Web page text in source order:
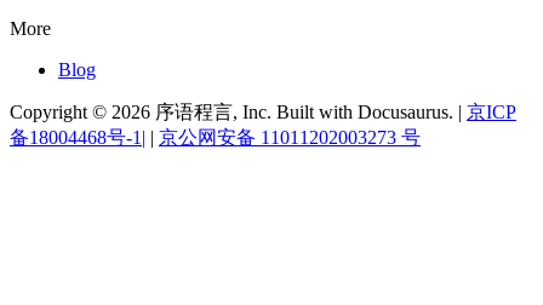
More
Blog
Copyright © 2026 序语程言, Inc. Built with Docusaurus. | 京ICP
备18004468号-1| | 京公网安备 11011202003273 号